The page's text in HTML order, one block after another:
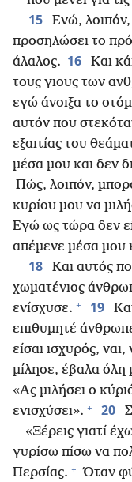
15
Ενώ, λοιπόν,
προσηλώσει το
άλαλος. 16
Και
τους γιους των
εγώ άνοιξα το
αυτόν που
εξαιτίας του
μέσα μου και δεν
Πώς, λοιπόν,
κυρίου μου να
Εγώ ως τώρα δεν
απέμενε μέσα μου
18
Και αυτός
χωματένιος
ενίσχυσε. + 19
επιθυμητέ
είσαι ισχυρός, ναι,
μίλησε, έβαλα όλη
«Ας μιλήσει ο
ενισχύσει». + 20
«Ξέρεις γιατί
γυρίσω πίσω να
Περσίας. + Όταν